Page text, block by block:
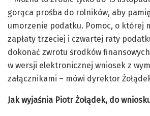
gorąca prośba do rolników, aby
umorzenie podatku. Pomoc, o której
zapłaty trzeciej i czwartej raty
dokonać zwrotu środków
w wersji elektronicznej wniosek z
załącznikami – mówi dyrektor
Jak wyjaśnia Piotr Żołądek, do